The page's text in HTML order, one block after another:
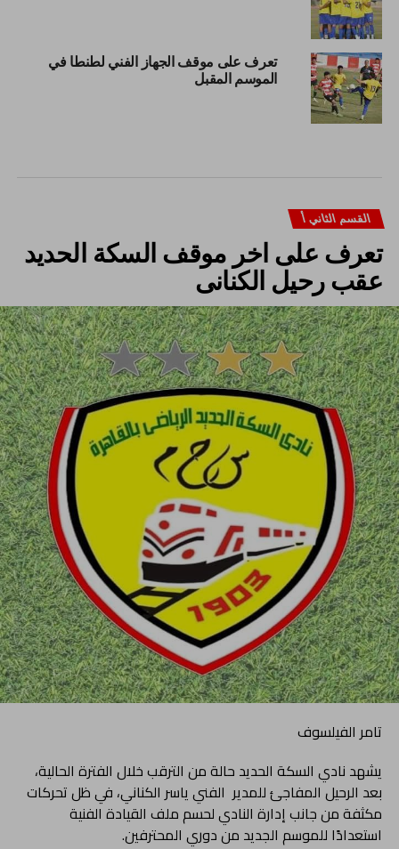
تعرف على موقف الجهاز الفني لطنطا في
الموسم المقبل
القسم الثاني أ
تعرف على اخر موقف السكة الحديد
عقب رحيل الكنانى
تامر الفيلسوف
يشهد نادي السكة الحديد حالة من الترقب خلال الفترة الحالية،
بعد الرحيل المفاجئ للمدير الفني ياسر الكناني، في ظل تحركات
مكثفة من جانب إدارة النادي لحسم ملف القيادة الفنية
استعدادًا للموسم الجديد من دوري المحترفين.